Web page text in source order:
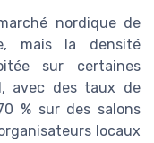
nordique de
mais la densité
sur certaines
avec des taux de
% sur des salons
locaux